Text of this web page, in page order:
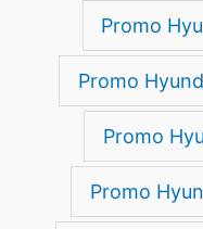
Promo
Promo
Promo
Promo